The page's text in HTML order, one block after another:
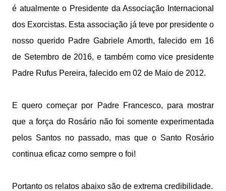
é atualmente o Presidente da Associação Internacional
dos Exorcistas. Esta associação já teve por presidente o
nosso querido Padre Gabriele Amorth, falecido em 16
de Setembro de 2016, e também como vice presidente
Padre Rufus Pereira, falecido em 02 de Maio de 2012.
E quero começar por Padre Francesco, para mostrar
que a força do Rosário não foi somente experimentada
pelos Santos no passado, mas que o Santo Rosário
continua eficaz como sempre o foi!
Portanto os relatos abaixo são de extrema credibilidade.